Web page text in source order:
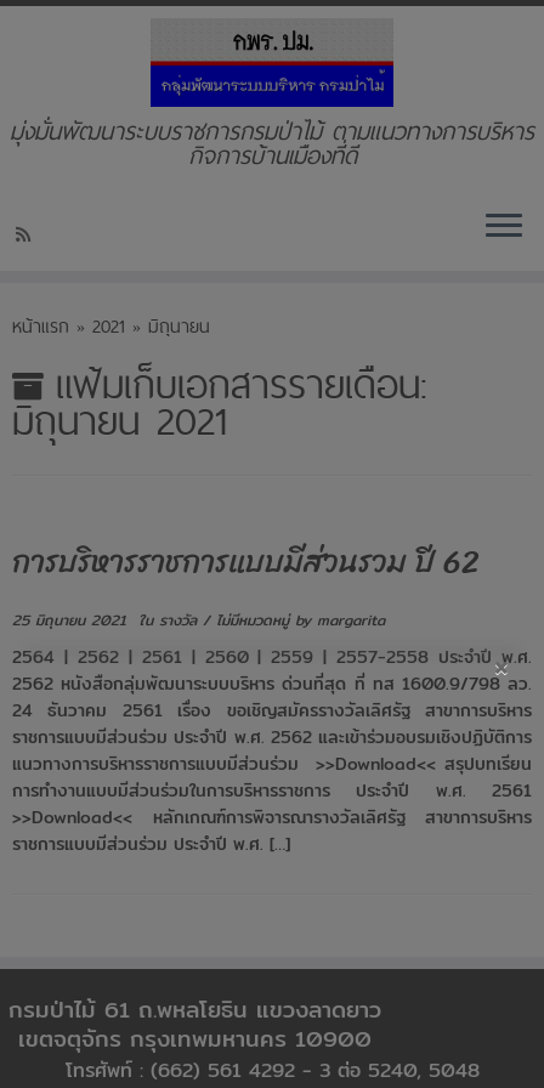
to
มุ่งมั่นพัฒนาระบบราชการกรมป่าไม้ ตามแนวทางการบริหาร
กิจการบ้านเมืองที่ดี
หน้าแรก » 2021 » มิถุนายน
แฟ้มเก็บเอกสารรายเดือน:
มิถุนายน 2021
การบริหารราชการแบบมีส่วนรวม ปี 62
25 มิถุนายน 2021 ใน รางวัล / ไม่มีหมวดหมู่ by margarita
2564 | 2562 | 2561 | 2560 | 2559 | 2557-2558 ประจำปี พ.ศ.
2562 หนังสือกลุ่มพัฒนาระบบบริหาร ด่วนที่สุด ที่ ทส 1600.9/798 ลว.
24 ธันวาคม 2561 เรื่อง ขอเชิญสมัครรางวัลเลิศรัฐ สาขาการบริหาร
ราชการแบบมีส่วนร่วม ประจำปี พ.ศ. 2562 และเข้าร่วมอบรมเชิงปฏิบัติการ
แนวทางการบริหารราชการแบบมีส่วนร่วม >>Download<< สรุปบทเรียน
การทำงานแบบมีส่วนร่วมในการบริหารราชการ ประจำปี พ.ศ. 2561
>>Download<< หลักเกณฑ์การพิจารณารางวัลเลิศรัฐ สาขาการบริหาร
ราชการแบบมีส่วนร่วม ประจำปี พ.ศ. […]
กรมป่าไม้ 61 ถ.พหลโยธิน แขวงลาดยาว
เขตจตุจักร กรุงเทพมหานคร 10900
โทรศัพท์ : (662) 561 4292 - 3 ต่อ 5240, 5048
×